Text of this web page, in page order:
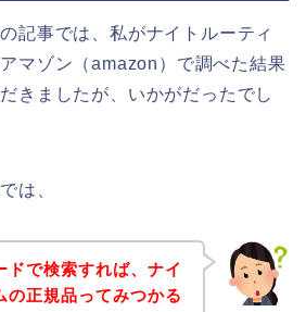
記事では、私がナイトルーティ
マゾン（amazon）で調べた結果
きましたが、いかがだったでし
は、
ドで検索すれば、ナイ
の正規品ってみつかる